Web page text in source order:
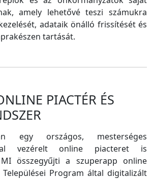
amely lehetővé teszi számukra
adataik önálló frissítését és
tartását.
PIACTÉR ÉS
egy országos, mesterséges
vezérelt online piacteret is
összegyűjti a szuperapp online
Program által digitalizált